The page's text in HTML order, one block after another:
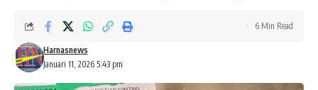
Januari 11, 2026 5:43 pm
Harnasnews
6 Min Read